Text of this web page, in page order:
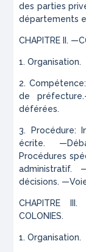
des parties
départements
CHAPITRE II.
1. Organisation.
2.
de
déférées.
3. Procédure:
écrite.
Procédures
administratif.
décisions.
CHAPITRE III.
COLONIES.
1. Organisation.